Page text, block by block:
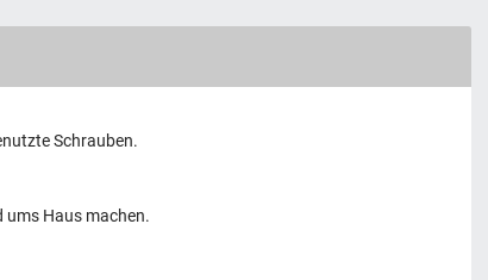
Schrauben.
ums Haus machen.